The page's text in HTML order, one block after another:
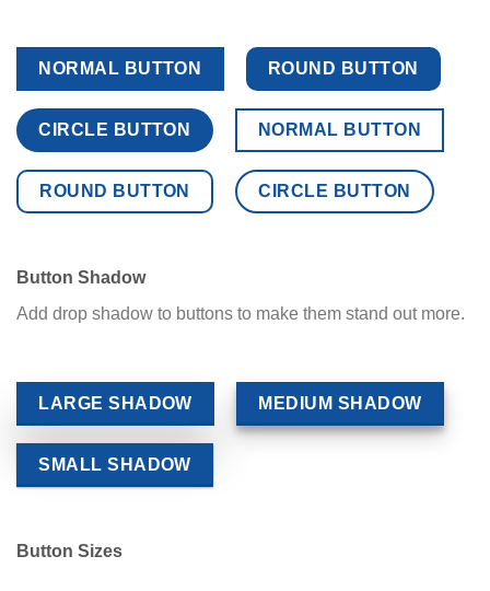
NORMAL BUTTON ROUND BUTTON
CIRCLE BUTTON NORMAL BUTTON
ROUND BUTTON CIRCLE BUTTON
Button Shadow
Add drop shadow to buttons to make them stand out more.
LARGE SHADOW MEDIUM SHADOW
SMALL SHADOW
Button Sizes